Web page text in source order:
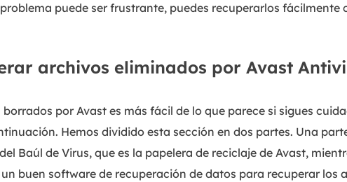
puede ser frustrante, puedes recuperarlos fácilmente
archivos eliminados por Avast
por Avast es más fácil de lo que parece si sigues
Hemos dividido esta sección en dos partes. Una
Baúl de Virus, que es la papelera de reciclaje de Avast,
buen software de recuperación de datos para recuperar los